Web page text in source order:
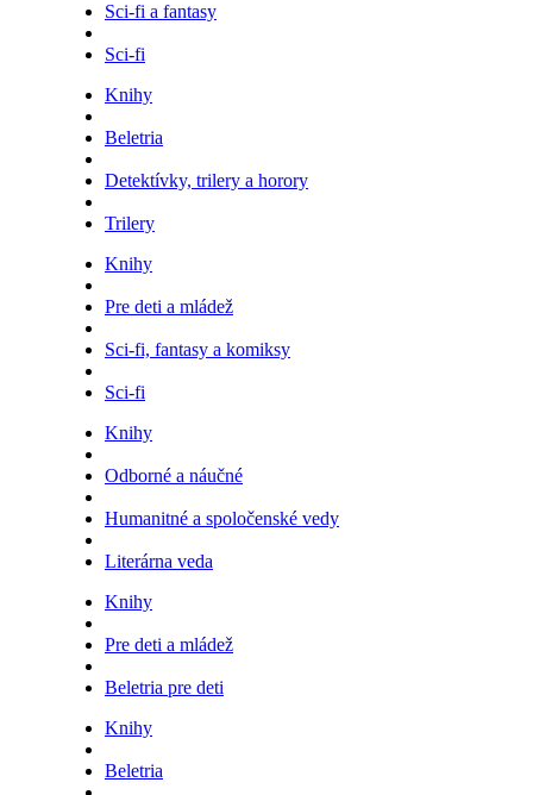
Sci-fi a fantasy
Sci-fi
Knihy
Beletria
Detektívky, trilery a horory
Trilery
Knihy
Pre deti a mládež
Sci-fi, fantasy a komiksy
Sci-fi
Knihy
Odborné a náučné
Humanitné a spoločenské vedy
Literárna veda
Knihy
Pre deti a mládež
Beletria pre deti
Knihy
Beletria